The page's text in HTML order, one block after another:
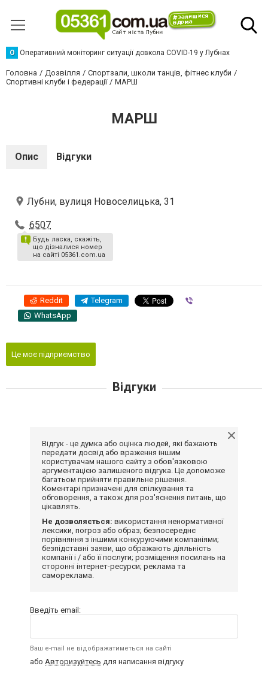
О Оперативний моніторинг ситуації довкола COVID-19 у Лубнах
Головна Дозвілля
Спортзали, школи танців, фітнес клуби
Спортивні клуби і федерації
МАРШ
МАРШ
Опис Відгуки
Лубни, вулиця Новоселицька, 31
6507
Будь ласка, скажіть,
що дізналися номер
на сайті 05361.com.ua
Reddit Telegram
WhatsApp
Це моє підприємство
Відгуки
Відгук - це думка або оцінка людей, які бажають
передати досвід або враження іншим
користувачам нашого сайту з обов'язковою
аргументацією залишеного відгука. Це допоможе
багатьом прийняти правильне рішення.
Коментарі призначені для спілкування та
обговорення, а також для роз'яснення питань, що
цікавлять.
Не дозволяється: використання ненормативної
лексики, погроз або образ; безпосереднє
порівняння з іншими конкуруючими компаніями;
безпідставні заяви, що ображають діяльність
компанії і / або її послуги; розміщення посилань на
сторонні інтернет-ресурси; реклама та
самореклама.
Введіть email:
Ваш e-mail не відображатиметься на сайті
або Авторизуйтесь для написання відгуку